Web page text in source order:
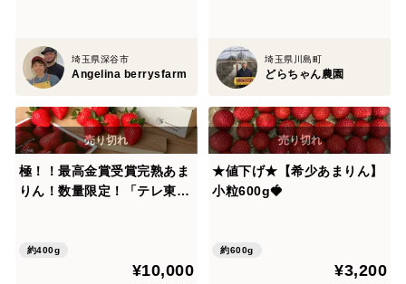
埼玉県深谷市
Angelina berrysfarm
埼玉県川島町
どらちゃん農園
極！！最高金賞受賞完熟あま
りん！数量限定！「テレ東」
約400g
¥10,000
★値下げ★【希少あまりん】
小粒600g🍓
約600g
¥3,200